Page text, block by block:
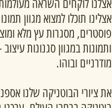
אצלנו לוקחים השראה
אצלינו תוכלו למצוא מגוון
פוסטרים, מסגרות עץ מלא
ותמונות במגוון סגנונות
מודרניים ובוהו.
את ציורי הבוטניקה שלנו